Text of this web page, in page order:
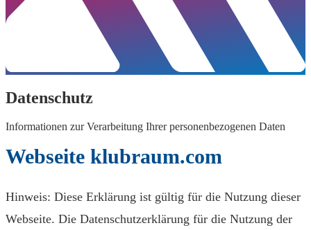
Datenschutz
Informationen zur Verarbeitung Ihrer personenbezogenen Daten
Webseite klubraum.com
Hinweis: Diese Erklärung ist gültig für die Nutzung dieser
Webseite. Die Datenschutzerklärung für die Nutzung der